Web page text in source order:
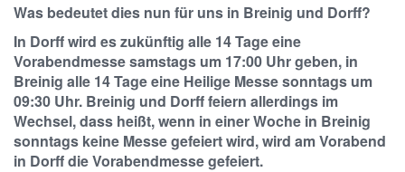
Was bedeutet dies nun für uns in Breinig und Dorff?
In Dorff wird es zukünftig alle 14 Tage eine
Vorabendmesse samstags um 17:00 Uhr geben, in
Breinig alle 14 Tage eine Heilige Messe sonntags um
09:30 Uhr. Breinig und Dorff feiern allerdings im
Wechsel, dass heißt, wenn in einer Woche in Breinig
sonntags keine Messe gefeiert wird, wird am Vorabend
in Dorff die Vorabendmesse gefeiert.